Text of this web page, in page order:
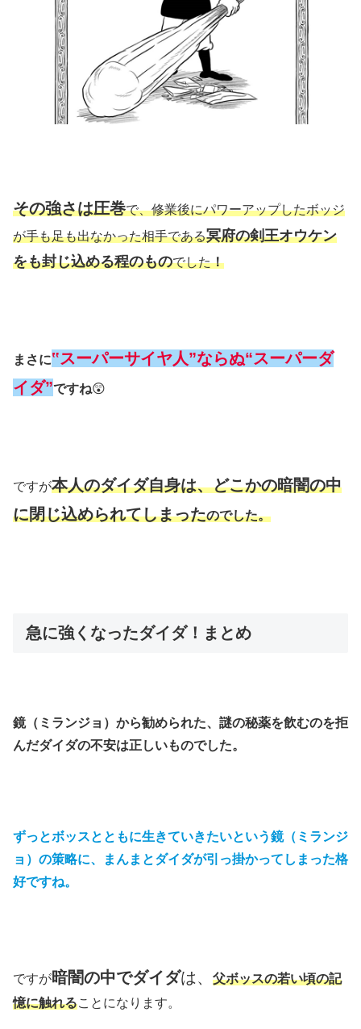
その強さは圧巻で、修業後にパワーアップしたボッジ
が手も足も出なかった相手である冥府の剣王オウケン
をも封じ込める程のものでした！
まさに‟スーパーサイヤ人”ならぬ“スーパーダ
イダ”ですね😲
ですが本人のダイダ自身は、どこかの暗闇の中
に閉じ込められてしまったのでした。
急に強くなったダイダ！まとめ
鏡（ミランジョ）から勧められた、謎の秘薬を飲むのを拒
んだダイダの不安は正しいものでした。
ずっとボッスとともに生きていきたいという鏡（ミランジ
ョ）の策略に、まんまとダイダが引っ掛かってしまった格
好ですね。
ですが暗闇の中でダイダは、
父ボッスの若い頃の記
憶に触れることになります。